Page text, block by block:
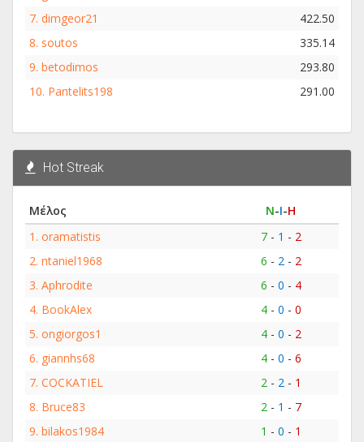
7. dimgeor21
422.50
8. soutos
335.14
9. betodimos
293.80
10. Pantelits198 291.00
Hot Streak
Μέλος Ν-Ι-Η
1. oramatistis 7- 1 - 2
2. ntaniel1968 6 - 2- 2
3. Aphrodite 6 - 0 - 4
4. BookAlex 4- 0 - 0
5. ongiorgos1 4- 0 - 2
6. giannhs68 4- 0 - 6
7. COCKATIEL 2- 2- 1
8. Bruce83 2- 1 - 7
9. bilakos1984 1 - 0 - 1